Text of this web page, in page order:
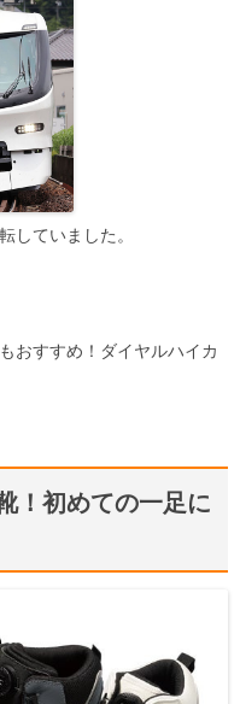
していました。
おすすめ！ダイヤルハイカ
！初めての一足に